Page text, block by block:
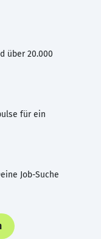
über 20.000
für ein
Job-Suche